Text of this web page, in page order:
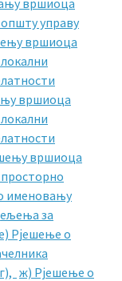
вршиоца
управу
вршиоца
вршиоца
вршиоца
именовању
за
Рјешење о
ж) Рјешење о